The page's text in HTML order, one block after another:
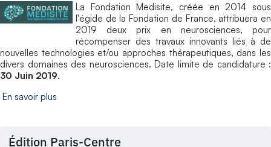
La Fondation Medisite, créée en 2014 sous
l'égide de la Fondation de France, attribuera en
2019 deux prix en neurosciences, pour
récompenser des travaux innovants liés à de
nouvelles technologies et/ou approches thérapeutiques, dans les
divers domaines des neurosciences. Date limite de candidature :
30 Juin 2019.
En savoir plus
Édition Paris-Centre